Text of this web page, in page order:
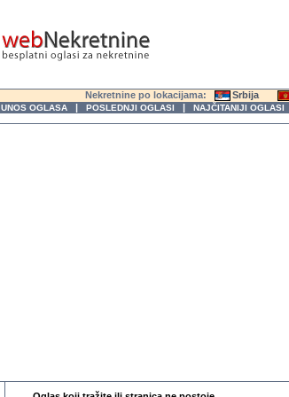
Nekretnine po lokacijama: Srbija
UNOS OGLASA | POSLEDNJI OGLASI | NAJČITANIJI OGLASI